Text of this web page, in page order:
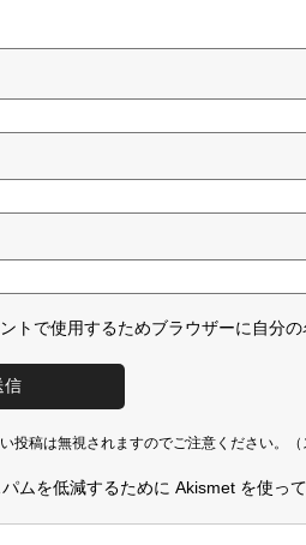
トで使用するためブラウザーに自分
投稿は無視されますのでご注意ください。（
ムを低減するために Akismet を使って